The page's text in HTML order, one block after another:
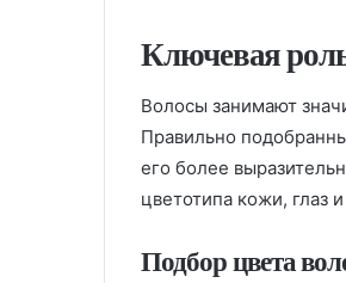
Ключевая
Волосы занимают
Правильно
его более
цветотипа кожи, глаз
Подбор цвета